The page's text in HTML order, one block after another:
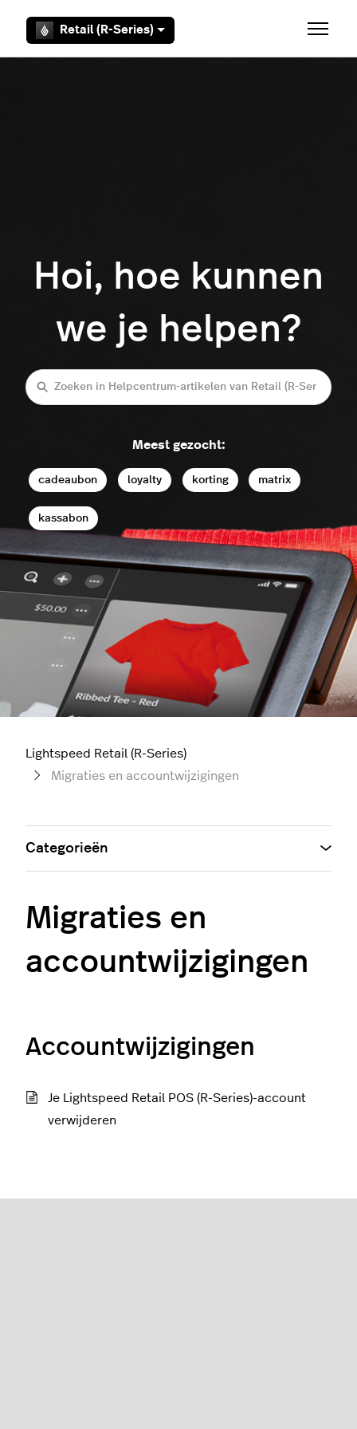
Retail (R-Series)
Hoi, hoe kunnen
we je helpen?
Zoeken
Meest gezocht:
cadeaubon loyalty korting matrix
kassabon
Lightspeed Retail (R-Series)
Migraties en accountwijzigingen
Migraties en
accountwijzigingen
Accountwijzigingen
Je Lightspeed Retail POS (R-Series)-account
verwijderen
Categorieën